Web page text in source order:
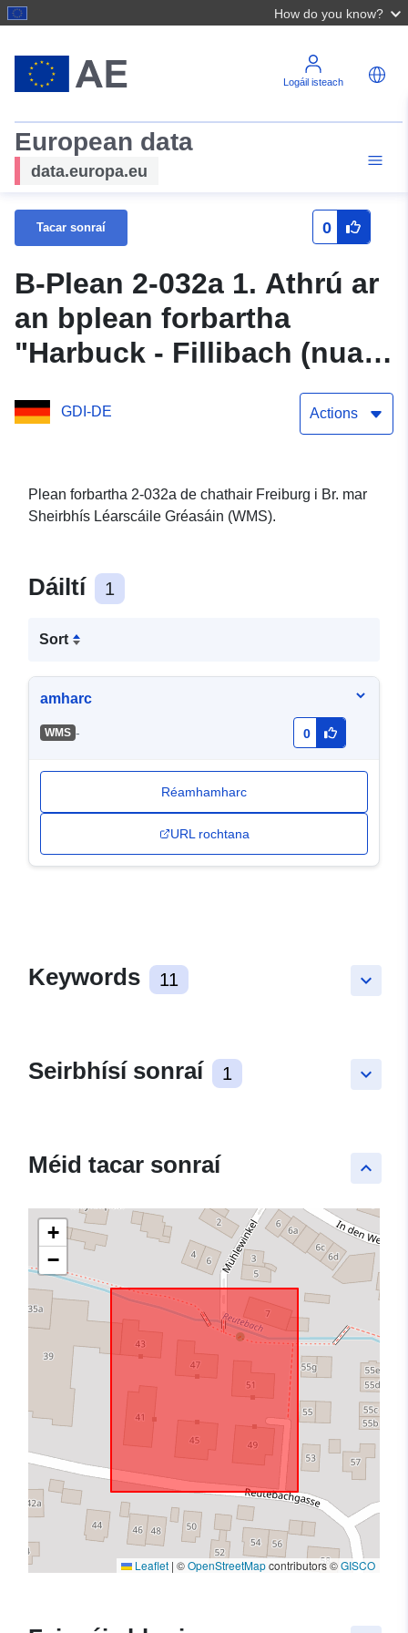
How do you know?
Logáil isteach
European data
data.europa.eu
Tacar sonraí 0
B-Plean 2-032a 1. Athrú ar
an bplean forbartha
"Harbuck - Fillibach (nua)"
GDI-DE Actions
Plean forbartha 2-032a de chathair Freiburg i Br. mar
Sheirbhís Léarscáile Gréasáin (WMS).
Dáiltí 1
Sort
amharc
WMS - 0
Réamhamharc
URL rochtana
keyboard_arrow_down
Keywords 11
keyboard_arrow_down
Seirbhísí sonraí 1
keyboard_arrow_up
Méid tacar sonraí
+
−
Leaflet | ©OpenStreetMapcontributors ©GISCO